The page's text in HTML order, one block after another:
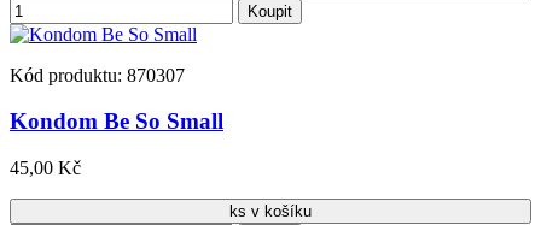
Koupit
Kód produktu: 870307
Kondom Be So Small
45,00 Kč
ks v košíku